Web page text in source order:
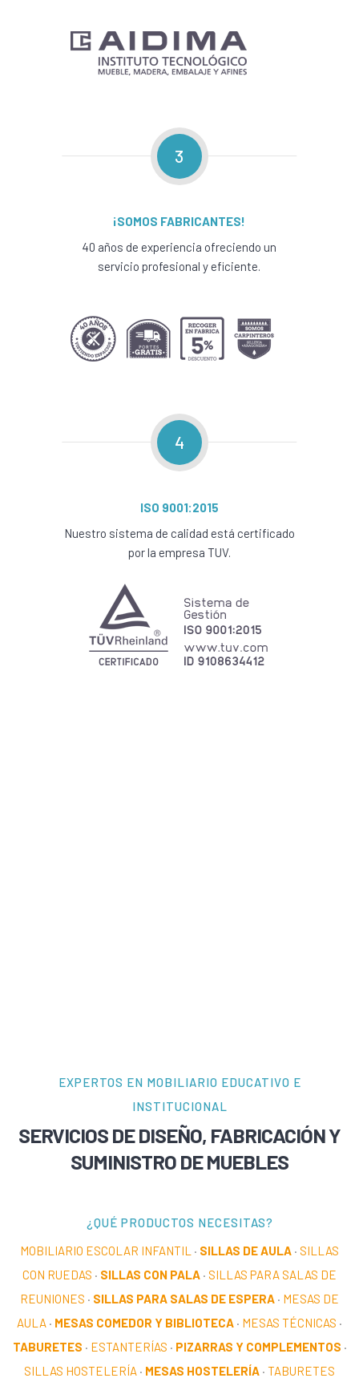
3
¡SOMOS FABRICANTES!
40 años de experiencia ofreciendo un
servicio profesional y eficiente.
4
ISO 9001:2015
Nuestro sistema de calidad está certificado
por la empresa TUV.
EXPERTOS EN MOBILIARIO EDUCATIVO E
INSTITUCIONAL
SERVICIOS DE DISEÑO, FABRICACIÓN Y
SUMINISTRO DE MUEBLES
¿QUÉ PRODUCTOS NECESITAS?
MOBILIARIO ESCOLAR INFANTIL · SILLAS DE AULA · SILLAS
CON RUEDAS · SILLAS CON PALA · SILLAS PARA SALAS DE
REUNIONES · SILLAS PARA SALAS DE ESPERA · MESAS DE
AULA · MESAS COMEDOR Y BIBLIOTECA · MESAS TÉCNICAS ·
TABURETES · ESTANTERÍAS · PIZARRAS Y COMPLEMENTOS ·
SILLAS HOSTELERÍA · MESAS HOSTELERÍA · TABURETES